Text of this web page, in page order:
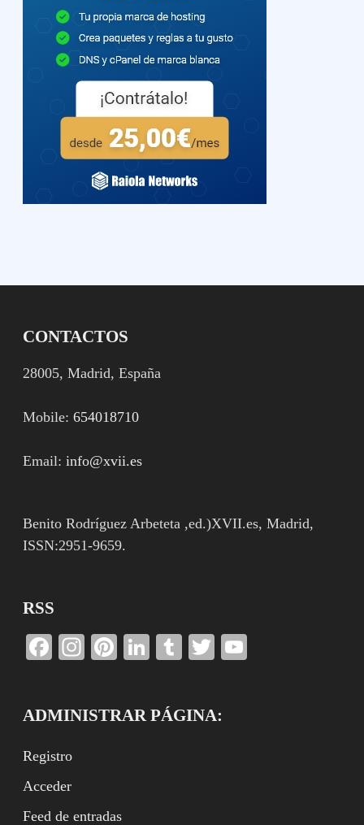
CONTACTOS
28005, Madrid, España
Mobile:654018710
Email:info@xvii.es
Benito Rodríguez Arbeteta ,ed.)XVII.es, Madrid,
ISSN:2951-9659.
RSS
Facebook
Instagram
Pinterest
LinkedIn
TumblrTwitter
ADMINISTRAR PÁGINA:
Registro
Acceder
Feed de entradas